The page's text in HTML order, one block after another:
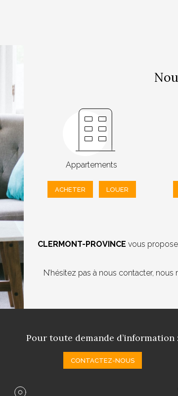
Appartements
ACHETER LOUER
CLERMONT-PROVINCE vous
N’hésitez pas à nous contacter,
Pour toute demande d’information :
CONTACTEZ-NOUS